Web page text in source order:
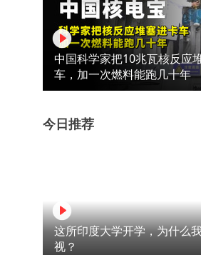
中国科学家把10兆瓦核反应
车，加一次燃料能跑几十年
今日推荐
这所印度大学开学，为什么
视？